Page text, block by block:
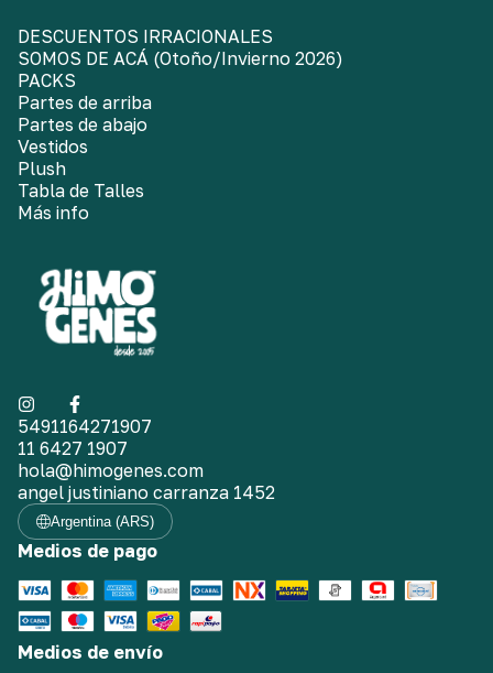
DESCUENTOS IRRACIONALES
SOMOS DE ACÁ (Otoño/Invierno 2026)
PACKS
Partes de arriba
Partes de abajo
Vestidos
Plush
Tabla de Talles
Más info
5491164271907
11 6427 1907
hola@himogenes.com
angel justiniano carranza 1452
Argentina (ARS)
Medios de pago
Medios de envío